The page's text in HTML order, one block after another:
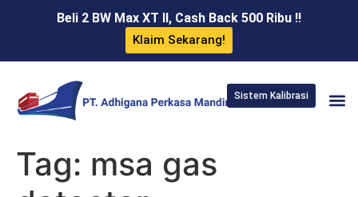
Beli 2 BW Max XT II, Cash Back 500 Ribu !!
Klaim Sekarang!
Sistem Kalibrasi
Tag: msa gas